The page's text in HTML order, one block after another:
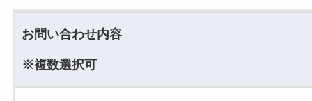
お問い合わせ内容
※複数選択可